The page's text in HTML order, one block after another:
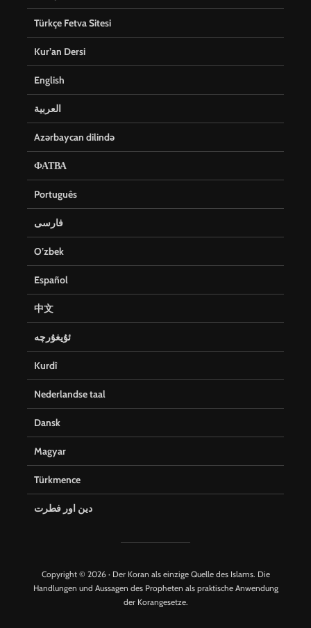
Türkçe Fetva Sitesi
Kur’an Dersi
English
العربية
Azərbaycan dilində
ФАТВА
Português
فارسی
O’zbek
Español
中文
ئۇيغۇرچە
Kurdî
Nederlandse taal
Dansk
Magyar
Türkmence
دین اور فطرت
Copyright © 2026 · Der Koran als einzige Quelle des Islams. Die
Handlungen und Aussagen des Propheten als praktische Anwendung
der Korangesetze.